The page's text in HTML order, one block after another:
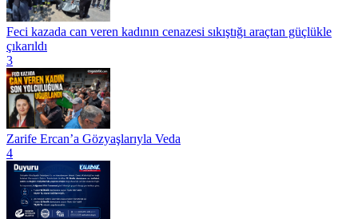
Feci kazada can veren kadının cenazesi sıkıştığı araçtan güçlükle
çıkarıldı
3
Zarife Ercan’a Gözyaşlarıyla Veda
4